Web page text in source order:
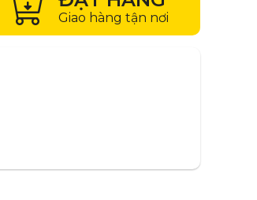
Giao hàng tận nơi